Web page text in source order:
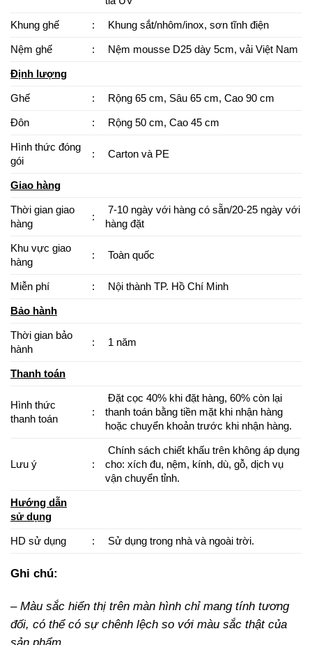
Khung ghế : Khung sắt/nhôm/inox, sơn tĩnh điện
Nệm ghế : Nệm mousse D25 dày 5cm, vải Việt Nam
Định lượng
Ghế : Rộng 65 cm, Sâu 65 cm, Cao 90 cm
Đôn : Rộng 50 cm, Cao 45 cm
Hình thức đóng
gói
: Carton và PE
Giao hàng
Thời gian giao
hàng
:
7-10 ngày với hàng có sẵn/20-25 ngày với
hàng đặt
Khu vực giao
hàng
: Toàn quốc
Miễn phí : Nội thành TP. Hồ Chí Minh
Bảo hành
Thời gian bảo
hành
: 1 năm
Thanh toán
Hình thức
thanh toán
:
Đặt cọc 40% khi đặt hàng, 60% còn lại
thanh toán bằng tiền mặt khi nhận hàng
hoặc chuyển khoản trước khi nhận hàng.
Lưu ý :
Chính sách chiết khấu trên không áp dụng
cho: xích đu, nệm, kính, dù, gỗ, dịch vụ
vận chuyển tỉnh.
Hướng dẫn
sử dụng
HD sử dụng : Sử dụng trong nhà và ngoài trời.
Ghi chú:
– Màu sắc hiển thị trên màn hình chỉ mang tính tương
đối, có thể có sự chênh lệch so với màu sắc thật của